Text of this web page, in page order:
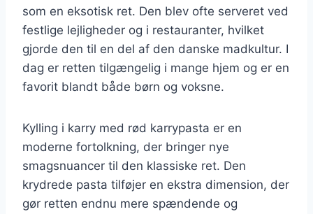
som en eksotisk ret. Den blev ofte serveret ved
festlige lejligheder og i restauranter, hvilket
gjorde den til en del af den danske madkultur. I
dag er retten tilgængelig i mange hjem og er en
favorit blandt både børn og voksne.
Kylling i karry med rød karrypasta er en
moderne fortolkning, der bringer nye
smagsnuancer til den klassiske ret. Den
krydrede pasta tilføjer en ekstra dimension, der
gør retten endnu mere spændende og